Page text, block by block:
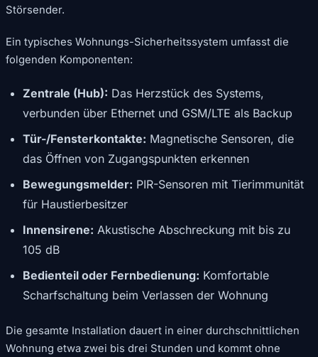
Störsender.
Ein typisches Wohnungs-Sicherheitssystem umfasst die
folgenden Komponenten:
Zentrale (Hub): Das Herzstück des Systems,
verbunden über Ethernet und GSM/LTE als Backup
Tür-/Fensterkontakte: Magnetische Sensoren, die
das Öffnen von Zugangspunkten erkennen
Bewegungsmelder: PIR-Sensoren mit Tierimmunität
für Haustierbesitzer
Innensirene: Akustische Abschreckung mit bis zu
105 dB
Bedienteil oder Fernbedienung: Komfortable
Scharfschaltung beim Verlassen der Wohnung
Die gesamte Installation dauert in einer durchschnittlichen
Wohnung etwa zwei bis drei Stunden und kommt ohne